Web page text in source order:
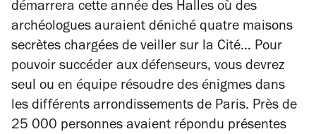
démarrera cette année des Halles où des
archéologues auraient déniché quatre maisons
secrètes chargées de veiller sur la Cité… Pour
pouvoir succéder aux défenseurs, vous devrez
seul ou en équipe résoudre des énigmes dans
les différents arrondissements de Paris. Près de
25 000 personnes avaient répondu présentes